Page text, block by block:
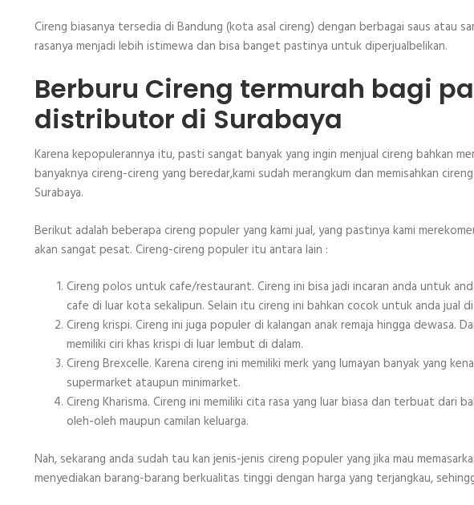
Cireng biasanya tersedia di Bandung (kota asal cireng) dengan berbagai saus atau
rasanya menjadi lebih istimewa dan bisa banget pastinya untuk diperjualbelikan.
Berburu Cireng termurah bagi
distributor di Surabaya
Karena kepopulerannya itu, pasti sangat banyak yang ingin menjual cireng bahkan
banyaknya cireng-cireng yang beredar,kami sudah merangkum dan memisahkan
Surabaya.
Berikut adalah beberapa cireng populer yang kami jual, yang pastinya kami
akan sangat pesat. Cireng-cireng populer itu antara lain :
Cireng polos untuk cafe/restaurant. Cireng ini bisa jadi incaran anda untuk
cafe di luar kota sekalipun. Selain itu cireng ini bahkan cocok untuk anda jual
Cireng krispi. Cireng ini juga populer di kalangan anak remaja hingga dewasa.
memiliki ciri khas krispi di luar lembut di dalam.
Cireng Brexcelle. Karena cireng ini memiliki merk yang lumayan banyak yang
supermarket ataupun minimarket.
Cireng Kharisma. Cireng ini memiliki cita rasa yang luar biasa dan terbuat dari
oleh-oleh maupun camilan keluarga.
Nah, sekarang anda sudah tau kan jenis-jenis cireng populer yang jika mau
menyediakan barang-barang berkualitas tinggi dengan harga yang terjangkau,